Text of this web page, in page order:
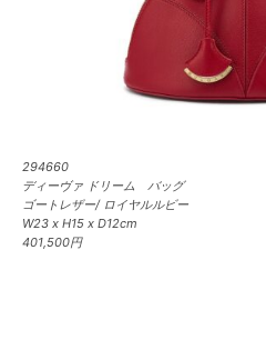
294660
ディーヴァ ドリーム バッグ
ゴートレザー/ ロイヤルルビー
W23 x H15 x D12cm
401,500円